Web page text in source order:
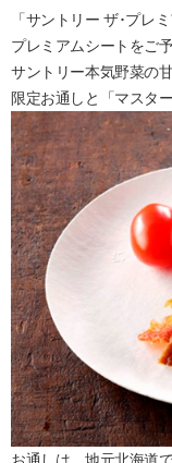
「サントリー ザ･プレ
プレミアムシートをご
サントリー本気野菜の
限定お通しと「マスタ